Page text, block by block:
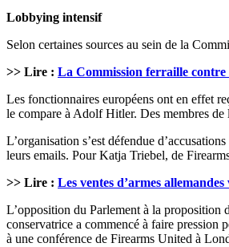
Lobbying intensif
Selon certaines sources au sein de la
>> Lire : La Commission ferraille contre
Les fonctionnaires européens ont en effet
le compare à Adolf Hitler. Des membres de
L’organisation s’est défendue
leurs emails. Pour Katja Triebel, de
>> Lire : Les ventes d’armes
L’opposition du Parlement à la proposition
conservatrice a commencé à faire pression
à une conférence de Firearms United à